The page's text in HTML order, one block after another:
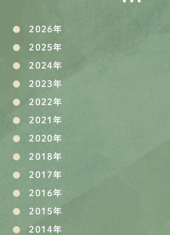
2026年
2025年
2024年
2023年
2022年
2021年
2020年
2018年
2017年
2016年
2015年
2014年